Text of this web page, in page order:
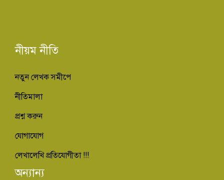
নীয়ম নীতি
নতুন লেখক সমীপে
নীতিমালা
প্রশ্ন করুন
যোগাযোগ
লেখালেখি প্রতিযোগীতা !!!
অন্যান্য